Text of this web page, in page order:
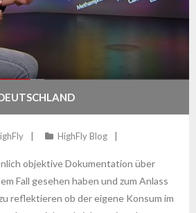
HighFly Blog
objektive Dokumentation über
Fall gesehen haben und zum Anlass
reflektieren ob der eigene Konsum im